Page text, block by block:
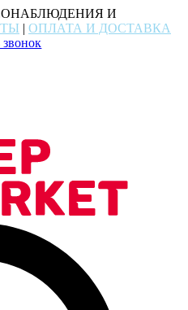
И
| ОПЛАТА И ДОСТАВКА
звонок